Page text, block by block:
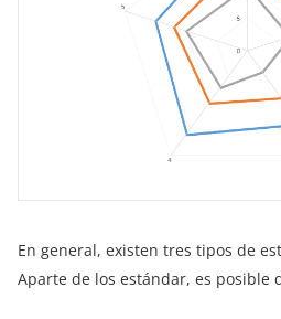
En general, existen tres tipos de
Aparte de los estándar, es posible